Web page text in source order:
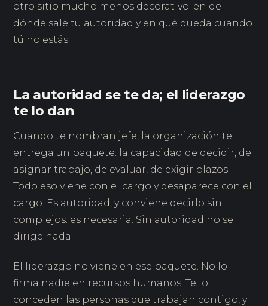
otro sitio mucho menos decorativo: en de
dónde sale tu autoridad y en qué queda cuando
tú no estás.
La autoridad se te da; el liderazgo
te lo dan
Cuando te nombran jefe, la organización te
entrega un paquete: la capacidad de decidir, de
asignar trabajo, de evaluar, de exigir plazos.
Todo eso viene con el cargo y desaparece con el
cargo. Es autoridad, y conviene decirlo sin
complejos: es necesaria. Sin autoridad no se
dirige nada.
El liderazgo no viene en ese paquete. No lo
firma nadie en recursos humanos. Te lo
conceden las personas que trabajan contigo, y